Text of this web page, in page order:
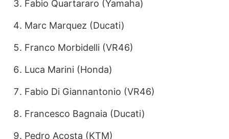
Fabio Quartararo (Yamaha)
Marc Marquez (Ducati)
Franco Morbidelli (VR46)
Luca Marini (Honda)
Fabio Di Giannantonio (VR46)
Francesco Bagnaia (Ducati)
Pedro Acosta (KTM)